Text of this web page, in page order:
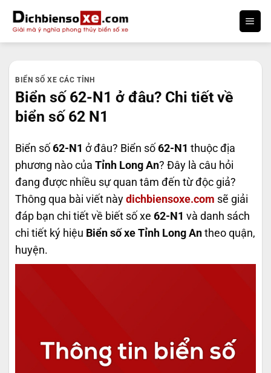
qua
nội
BIỂN SỐ XE CÁC TỈNH
Biển số 62-N1 ở đâu? Chi tiết về
biển số 62 N1
Biển số 62-N1 ở đâu? Biển số 62-N1 thuộc địa
phương nào của Tỉnh Long An? Đây là câu hỏi
đang được nhiều sự quan tâm đến từ độc giả?
Thông qua bài viết này dichbiensoxe.com sẽ giải
đáp bạn chi tiết về biết số xe 62-N1 và danh sách
chi tiết ký hiệu Biển số xe Tỉnh Long An theo quận,
huyện.